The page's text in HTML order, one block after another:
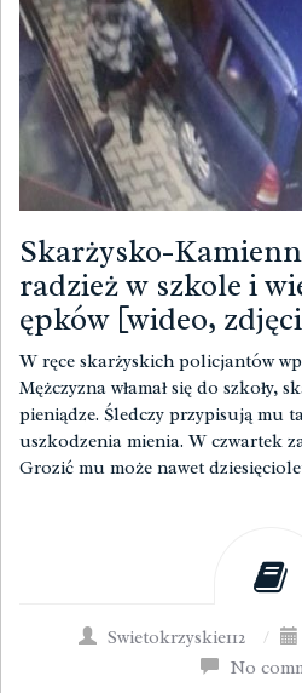
Skarżysko-
radzież w szkole i
ępków [wideo,
W ręce skarżyskich policjantów
Mężczyzna włamał się do szkoły,
pieniądze. Śledczy przypisują mu
uszkodzenia mienia. W czwartek
Grozić mu może nawet
Swietokrzyskie112 /
No